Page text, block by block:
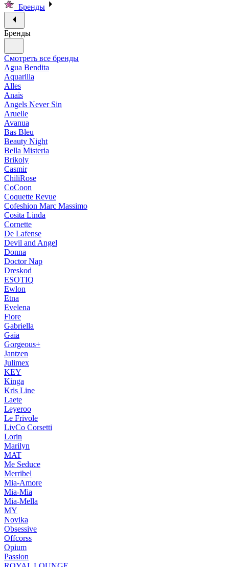
Бренды
Бренды
Смотреть все бренды
Agua Bendita
Aquarilla
Alles
Anais
Angels Never Sin
Aruelle
Avanua
Bas Bleu
Beauty Night
Bella Misteria
Brikoly
Casmir
ChiliRose
CoCoon
Coquette Revue
Cofeshion Marc Massimo
Cosita Linda
Cornette
De Lafense
Devil and Angel
Donna
Doctor Nap
Dreskod
ESOTIQ
Ewlon
Etna
Evelena
Fiore
Gabriella
Gaia
Gorgeous+
Jantzen
Julimex
KEY
Kinga
Kris Line
Laete
Leyeroo
Le Frivole
LivCo Corsetti
Lorin
Marilyn
MAT
Me Seduce
Merribel
Mia-Amore
Mia-Mia
Mia-Mella
MY
Novika
Obsessive
Offcorss
Opium
Passion